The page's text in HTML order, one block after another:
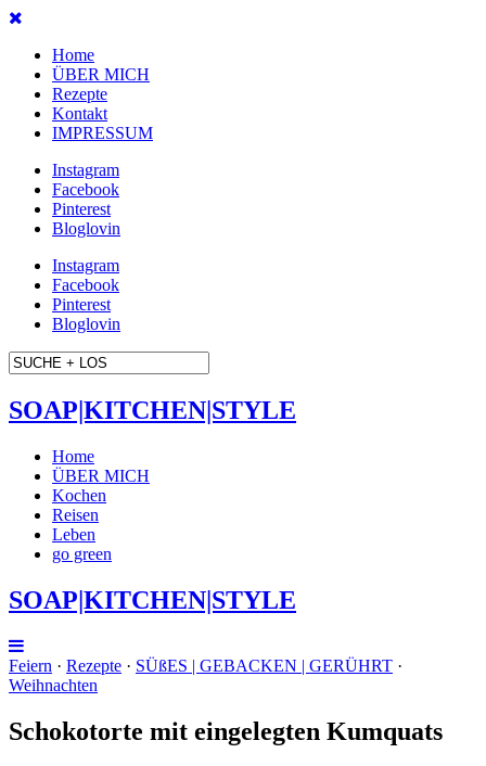
Home
ÜBER MICH
Rezepte
Kontakt
IMPRESSUM
Instagram
Facebook
Pinterest
Bloglovin
Instagram
Facebook
Pinterest
Bloglovin
SOAP|KITCHEN|STYLE
Home
ÜBER MICH
Kochen
Reisen
Leben
go green
SOAP|KITCHEN|STYLE
Feiern · Rezepte · SÜßES | GEBACKEN | GERÜHRT ·
Weihnachten
Schokotorte mit eingelegten Kumquats